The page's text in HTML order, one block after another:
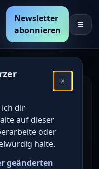
Newsletter
abonnieren
☰
×
dir
auf dieser
oder
halte.
geänderten
von
/